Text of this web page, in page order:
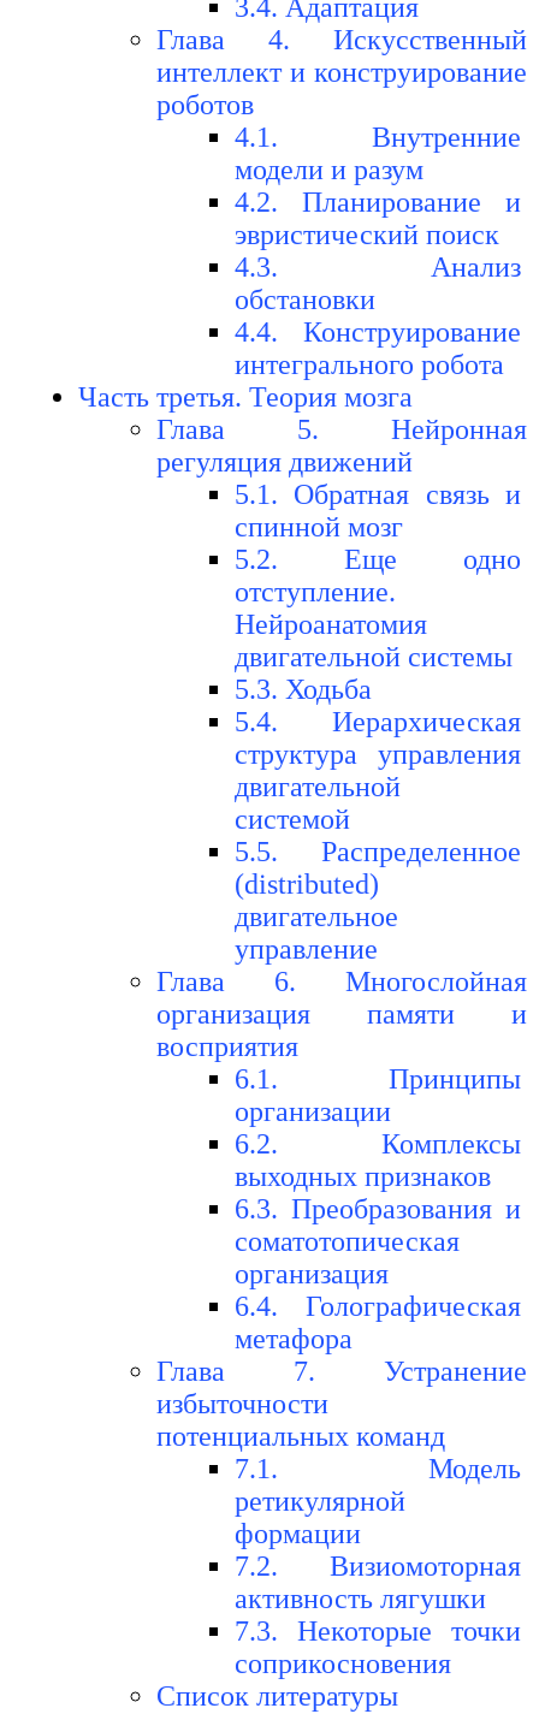
3.4. Адаптация
Глава 4. Искусственный
интеллект и конструирование
роботов
4.1. Внутренние
модели и разум
4.2. Планирование и
эвристический поиск
4.3. Анализ
обстановки
4.4. Конструирование
интегрального робота
Часть третья. Теория мозга
Глава 5. Нейронная
регуляция движений
5.1. Обратная связь и
спинной мозг
5.2. Еще одно
отступление.
Нейроанатомия
двигательной системы
5.3. Ходьба
5.4. Иерархическая
структура управления
двигательной
системой
5.5. Распределенное
(distributed)
двигательное
управление
Глава 6. Многослойная
организация памяти и
восприятия
6.1. Принципы
организации
6.2. Комплексы
выходных признаков
6.3. Преобразования и
соматотопическая
организация
6.4. Голографическая
метафора
Глава 7. Устранение
избыточности
потенциальных команд
7.1. Модель
ретикулярной
формации
7.2. Визиомоторная
активность лягушки
7.3. Некоторые точки
соприкосновения
Список литературы